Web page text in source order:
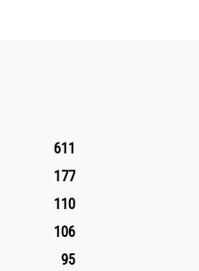
611
177
110
106
95